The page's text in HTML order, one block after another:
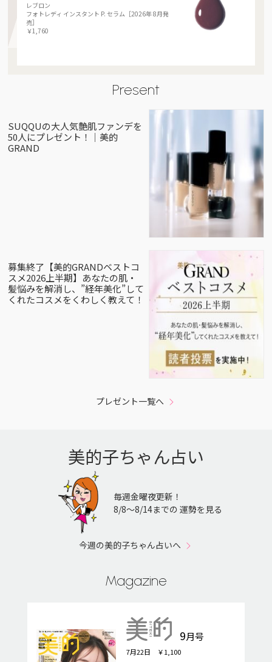
レブロン
フォトレディ インスタント P. セラム［2026年 8月発
売］
￥1,760
Present
SUQQUの大人気艶肌ファンデを
50人にプレゼント！｜美的
GRAND
募集終了【美的GRANDベストコ
スメ2026上半期】あなたの肌・
髪悩みを解消し、”経年美化”して
くれたコスメをくわしく教えて！
プレゼント一覧へ
美的子ちゃん占い
毎週金曜夜更新！
8/8〜8/14までの 運勢を見る
今週の美的子ちゃん占いへ
Magazine
9月号
7月22日 ￥1,100